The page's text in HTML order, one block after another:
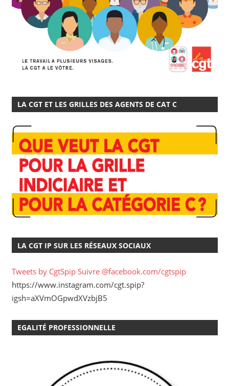
LA CGT ET LES GRILLES DES AGENTS DE CAT C
LA CGT IP SUR LES RÉSEAUX SOCIAUX
Tweets by CgtSpip Suivre @facebook.com/cgtspip
https://www.instagram.com/cgt.spip?
igsh=aXVmOGpwdXVzbjB5
EGALITÉ PROFESSIONNELLE